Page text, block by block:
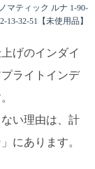
マティック ルナ 1-90-
13-32-51【未使用品】
げのインダイ
ライトインデ
い理由は、計
にあります。